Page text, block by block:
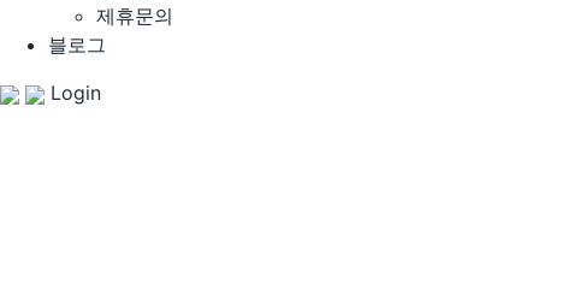
제휴문의
블로그
Login